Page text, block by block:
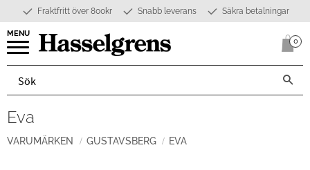
Meny
Fraktfritt över 800kr Snabb leverans Säkra betalningar
0
Eva
VARUMÄRKEN GUSTAVSBERG EVA